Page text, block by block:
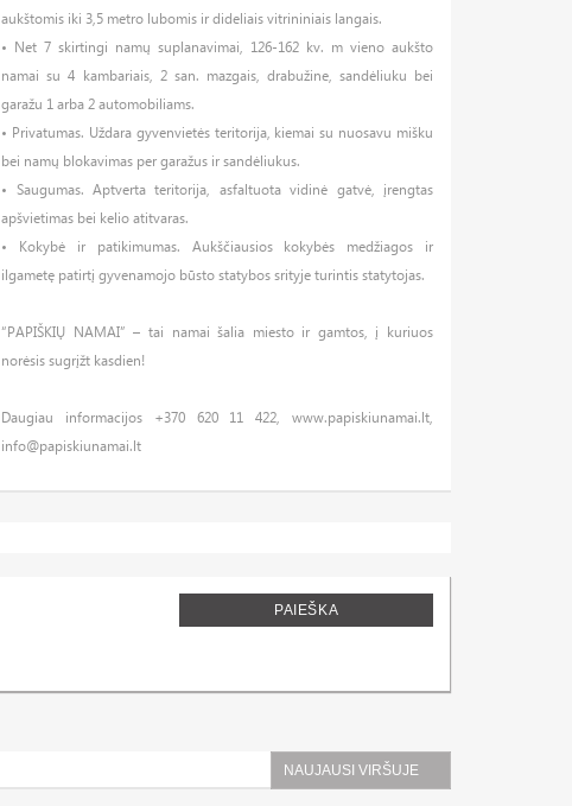
aukštomis iki 3,5 metro lubomis ir dideliais vitrininiais langais.
• Net 7 skirtingi namų suplanavimai, 126-162 kv. m vieno aukšto
namai su 4 kambariais, 2 san. mazgais, drabužine, sandėliuku bei
garažu 1 arba 2 automobiliams.
• Privatumas. Uždara gyvenvietės teritorija, kiemai su nuosavu mišku
bei namų blokavimas per garažus ir sandėliukus.
• Saugumas. Aptverta teritorija, asfaltuota vidinė gatvė, įrengtas
apšvietimas bei kelio atitvaras.
• Kokybė ir patikimumas. Aukščiausios kokybės medžiagos ir
ilgametę patirtį gyvenamojo būsto statybos srityje turintis statytojas.
“PAPIŠKIŲ NAMAI” – tai namai šalia miesto ir gamtos, į kuriuos
norėsis sugrįžt kasdien!
Daugiau informacijos +370 620 11 422, www.papiskiunamai.lt,
info@papiskiunamai.lt
PAIEŠKA
NAUJAUSI VIRŠUJE